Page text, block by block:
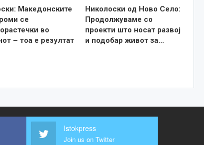
Македонските
се
во
– тоа е резултат
Николоски од Ново Село:
Продолжуваме со
проекти што носат развој
и подобар живот за…
Istokpress
Join us on Twitter